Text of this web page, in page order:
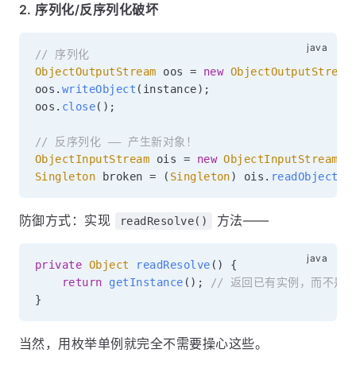
2. 序列化/反序列化破坏
// 序列化
ObjectOutputStream oos = new ObjectOutputStream
oos . writeObject ( instance) ;
oos . close( ) ;
// 反序列化 —— 产生新对象！
ObjectInputStream ois = new ObjectInputStream
Singleton broken = ( Singleton) ois . readObject
防御方式：实现 readResolve() 方法——
private Object readResolve ( )
{
return
getInstance ( ) ;
// 返回已有实例，而不是
}
当然，用枚举单例就完全不需要操心这些。